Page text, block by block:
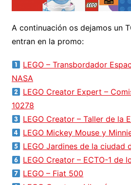
A continuación os dejamos un
entran en la promo:
LEGO – Transbordador
NASA
LEGO Creator Expert –
10278
LEGO Creator – Taller de la
LEGO Mickey Mouse y
LEGO Jardines de la ciudad
LEGO Creator – ECTO-1 de
LEGO – Fiat 500